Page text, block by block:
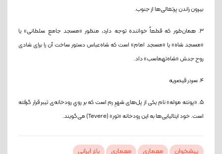
بیرون راندن پرتغالی‌ها از جنوب.
3. همان‌طور که قطعاً خواننده توجه دارد، منظور «مسجد جامع سلطانی» یا
«مسجد شاه» یا «مسجد امام» است که شاه‌عباس دستور ساخت آن را برای شادی
روح جدش «شاه‌تهماسب» داد.
4. سردر قیصریه
5. «پونته موله» نام یکی از پل‌های شهرِ رم است که بر رویِ رودخانه‌ی تیبر قرار گرفته
است. خود ایتالیایی‌ها به این رودخانه «تور» (Tevere) می‌گویند.
پیشخوان معماری معماری
باغ ایرانی